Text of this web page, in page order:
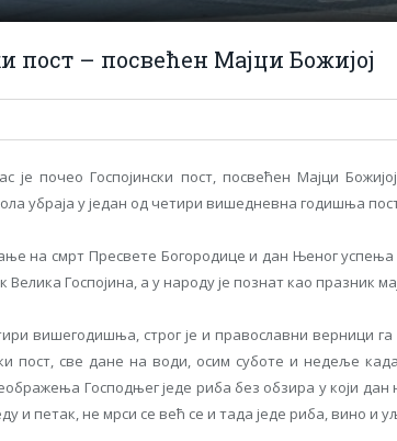
пост – посвећен Мајци Божијој
је почео Госпојински пост, посвећен Мајци
убраја у један од четири вишедневна годишња
на смрт Пресвете Богородице и дан Њеног успења
Велика Госпојина, а у народу је познат као празник
вишегодишња, строг је и православни верници
пост, све дане на води, осим суботе и недеље
Господњег једе риба без обзира у који
и петак, не мрси се већ се и тада једе риба, вино и